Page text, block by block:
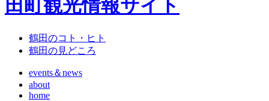
田町観光情報サイト
鶴田のコト・ヒト
鶴田の見どころ
events＆news
about
home